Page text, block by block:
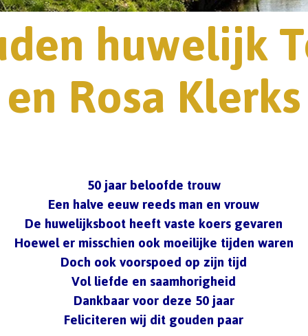
huwelijk
en Rosa Klerks
50 jaar beloofde trouw
Een halve eeuw reeds man en vrouw
De huwelijksboot heeft vaste koers gevaren
Hoewel er misschien ook moeilijke tijden waren
Doch ook voorspoed op zijn tijd
Vol liefde en saamhorigheid
Dankbaar voor deze 50 jaar
Feliciteren wij dit gouden paar